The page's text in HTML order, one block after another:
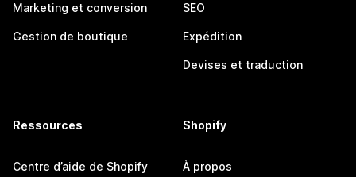
Marketing et conversion
Gestion de boutique
SEO
Expédition
Devises et traduction
Ressources
Centre d’aide de Shopify
Shopify
À propos